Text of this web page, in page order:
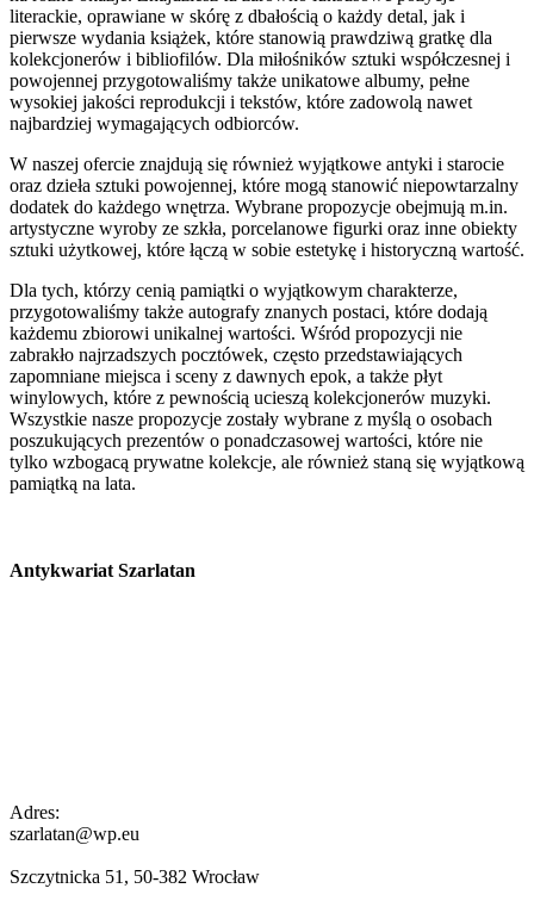
literackie, oprawiane w skórę z dbałością o każdy detal, jak i
pierwsze wydania książek, które stanowią prawdziwą gratkę dla
kolekcjonerów i bibliofilów. Dla miłośników sztuki współczesnej i
powojennej przygotowaliśmy także unikatowe albumy, pełne
wysokiej jakości reprodukcji i tekstów, które zadowolą nawet
najbardziej wymagających odbiorców.
W naszej ofercie znajdują się również wyjątkowe antyki i starocie
oraz dzieła sztuki powojennej, które mogą stanowić niepowtarzalny
dodatek do każdego wnętrza. Wybrane propozycje obejmują m.in.
artystyczne wyroby ze szkła, porcelanowe figurki oraz inne obiekty
sztuki użytkowej, które łączą w sobie estetykę i historyczną wartość.
Dla tych, którzy cenią pamiątki o wyjątkowym charakterze,
przygotowaliśmy także autografy znanych postaci, które dodają
każdemu zbiorowi unikalnej wartości. Wśród propozycji nie
zabrakło najrzadszych pocztówek, często przedstawiających
zapomniane miejsca i sceny z dawnych epok, a także płyt
winylowych, które z pewnością ucieszą kolekcjonerów muzyki.
Wszystkie nasze propozycje zostały wybrane z myślą o osobach
poszukujących prezentów o ponadczasowej wartości, które nie
tylko wzbogacą prywatne kolekcje, ale również staną się wyjątkową
pamiątką na lata.
Antykwariat Szarlatan
Adres:
szarlatan@wp.eu
Szczytnicka 51, 50-382 Wrocław